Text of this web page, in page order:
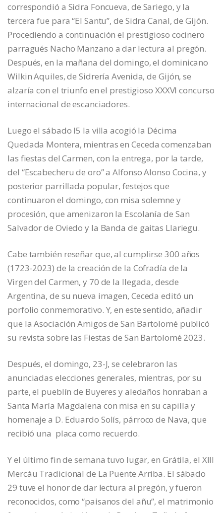
correspondió a Sidra Foncueva, de Sariego, y la
tercera fue para “El Santu”, de Sidra Canal, de Gijón.
Procediendo a continuación el prestigioso cocinero
parragués Nacho Manzano a dar lectura al pregón.
Después, en la mañana del domingo, el dominicano
Wilkin Aquiles, de Sidrería Avenida, de Gijón, se
alzaría con el triunfo en el prestigioso XXXVI concurso
internacional de escanciadores.
Luego el sábado l5 la villa acogió la Décima
Quedada Montera, mientras en Ceceda comenzaban
las fiestas del Carmen, con la entrega, por la tarde,
del “Escabecheru de oro” a Alfonso Alonso Cocina, y
posterior parrillada popular, festejos que
continuaron el domingo, con misa solemne y
procesión, que amenizaron la Escolanía de San
Salvador de Oviedo y la Banda de gaitas Llariegu.
Cabe también reseñar que, al cumplirse 300 años
(1723-2023) de la creación de la Cofradía de la
Virgen del Carmen, y 70 de la llegada, desde
Argentina, de su nueva imagen, Ceceda editó un
porfolio conmemorativo. Y, en este sentido, añadir
que la Asociación Amigos de San Bartolomé publicó
su revista sobre las Fiestas de San Bartolomé 2023.
Después, el domingo, 23-J, se celebraron las
anunciadas elecciones generales, mientras, por su
parte, el pueblín de Buyeres y aledaños honraban a
Santa María Magdalena con misa en su capilla y
homenaje a D. Eduardo Solís, párroco de Nava, que
recibió una placa como recuerdo.
Y el último fin de semana tuvo lugar, en Grátila, el XIII
Mercáu Tradicional de La Puente Arriba. El sábado
29 tuve el honor de dar lectura al pregón, y fueron
reconocidos, como “paisanos del añu”, el matrimonio